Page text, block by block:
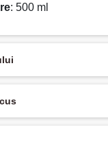
: 500 ml